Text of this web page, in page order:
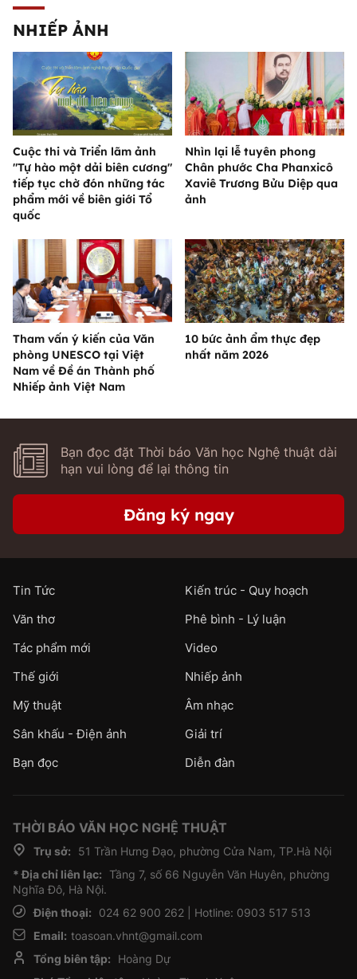
NHIẾP ẢNH
Cuộc thi và Triển lãm ảnh
"Tự hào một dải biên cương"
tiếp tục chờ đón những tác
phẩm mới về biên giới Tổ
quốc
Nhìn lại lễ tuyên phong
Chân phước Cha Phanxicô
Xaviê Trương Bửu Diệp qua
ảnh
Tham vấn ý kiến của Văn
phòng UNESCO tại Việt
Nam về Đề án Thành phố
Nhiếp ảnh Việt Nam
10 bức ảnh ẩm thực đẹp
nhất năm 2026
Bạn đọc đặt Thời báo Văn học Nghệ thuật dài
hạn vui lòng để lại thông tin
Đăng ký ngay
Tin Tức
Kiến trúc - Quy hoạch
Văn thơ
Phê bình - Lý luận
Tác phẩm mới
Video
Thế giới
Nhiếp ảnh
Mỹ thuật
Âm nhạc
Sân khấu - Điện ảnh
Giải trí
Bạn đọc
Diễn đàn
THỜI BÁO VĂN HỌC NGHỆ THUẬT
Trụ sở:
51 Trần Hưng Đạo, phường Cửa Nam, TP.Hà Nội
* Địa chỉ liên lạc: Tầng 7, số 66 Nguyễn Văn Huyên, phường
Nghĩa Đô, Hà Nội.
Điện thoại:
024 62 900 262 | Hotline: 0903 517 513
Email: toasoan.vhnt@gmail.com
Tổng biên tập:
Hoàng Dự